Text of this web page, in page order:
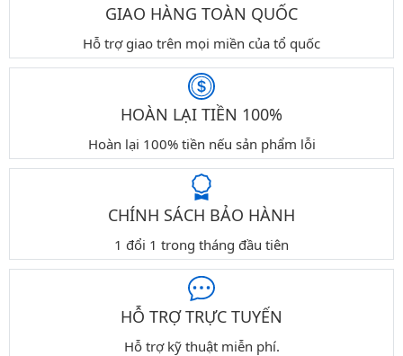
GIAO HÀNG TOÀN QUỐC
Hỗ trợ giao trên mọi miền của tổ quốc
HOÀN LẠI TIỀN 100%
Hoàn lại 100% tiền nếu sản phẩm lỗi
CHÍNH SÁCH BẢO HÀNH
1 đổi 1 trong tháng đầu tiên
HỖ TRỢ TRỰC TUYẾN
Hỗ trợ kỹ thuật miễn phí.